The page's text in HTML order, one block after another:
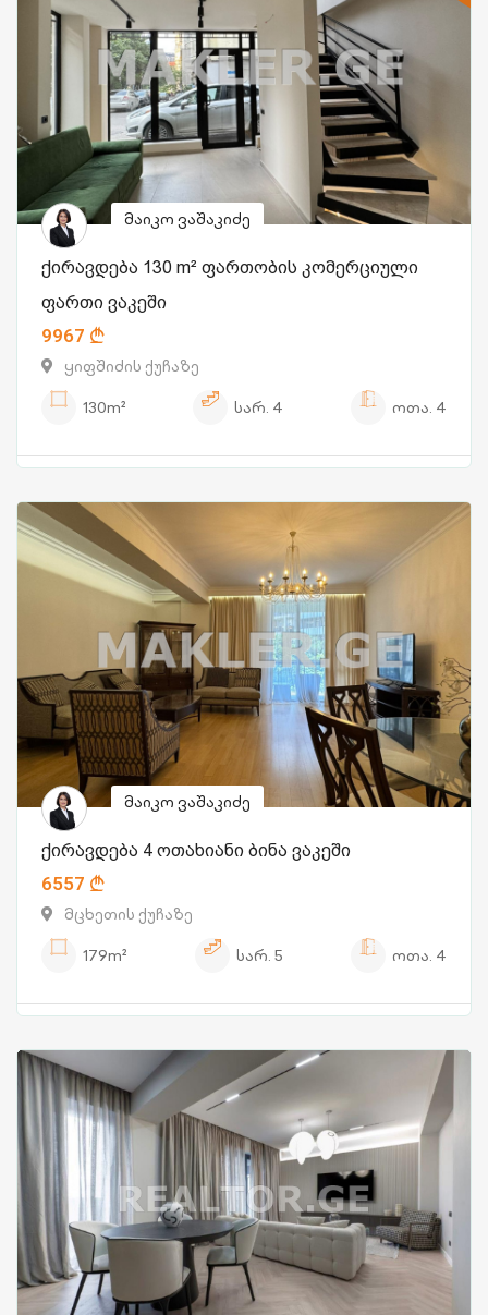
მაიკო ვაშაკიძე
ქირავდება 130 m² ფართობის კომერციული
ფართი ვაკეში
9967
ყიფშიძის ქუჩაზე
130m²
სარ. 4 ოთა. 4
მაიკო ვაშაკიძე
ქირავდება 4 ოთახიანი ბინა ვაკეში
6557
მცხეთის ქუჩაზე
179m²
სარ. 5 ოთა. 4